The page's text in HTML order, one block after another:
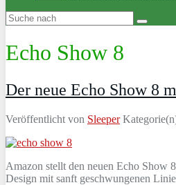
Echo Show 8
Der neue Echo Show 8
Veröffentlicht von Sleeper
Amazon stellt den neuen Echo Show
Design mit sanft geschwungenen